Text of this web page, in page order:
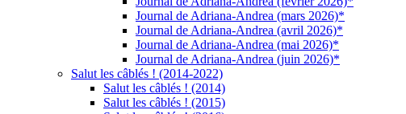
Journal de Adriana-Andrea (mars 2026)*
Journal de Adriana-Andrea (avril 2026)*
Journal de Adriana-Andrea (mai 2026)*
Journal de Adriana-Andrea (juin 2026)*
Salut les câblés ! (2014-2022)
Salut les câblés ! (2014)
Salut les câblés ! (2015)